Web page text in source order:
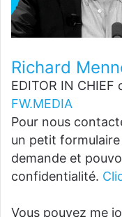
Richard
EDITOR IN CHIEF
FW.MEDIA
Pour nous
un petit
demande et
confidentialité.
Vous pouvez me